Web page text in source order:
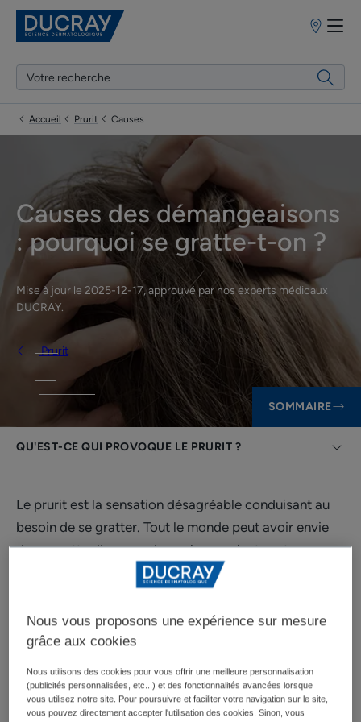
Points
vente
Accueil Prurit Causes
Causes des démangeaisons
: pourquoi se gratte-t-on ?
Mise à jour le 2025-12-17, approuvé par nos experts médicaux
DUCRAY.
Prurit
SOMMAIRE
QU'EST-CE QUI PROVOQUE LE PRURIT ?
Le prurit est la sensation désagréable conduisant au
besoin de se gratter. Tout le monde peut avoir envie
de se gratter l’espace de quelques minutes et pour
diverses raisons, mais de nombreuses personnes
qui dure depuis plus de six semaines, et parfois depuis
beaucoup plus longtemps. Le prurit et les
des personnes atteintes et de leur entourage. De
nombreuses questions accompagnent le prurit, et en
Nous vous proposons une expérience sur mesure
grâce aux cookies
Nous utilisons des cookies pour vous offrir une meilleure personnalisation
(publicités personnalisées, etc...) et des fonctionnalités avancées lorsque
vous utilisez notre site. Pour poursuivre et faciliter votre navigation sur le site,
vous pouvez directement accepter l'utilisation des cookies. Sinon, vous